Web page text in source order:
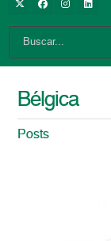
Bélgica
Posts